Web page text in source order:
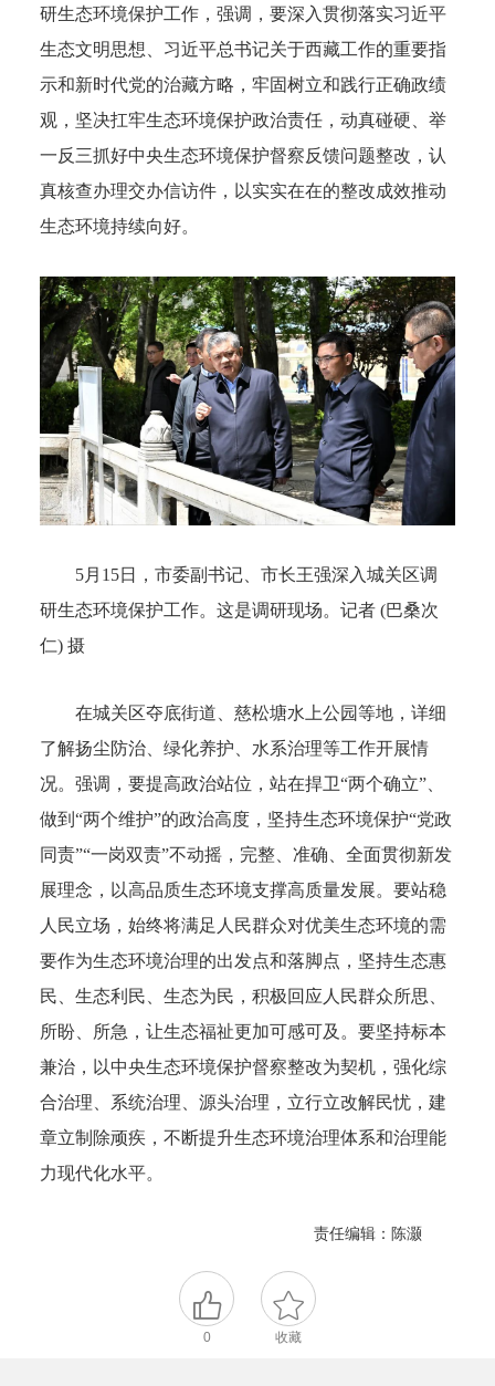
研生态环境保护工作，强调，要深入贯彻落实习近平
生态文明思想、习近平总书记关于西藏工作的重要指
示和新时代党的治藏方略，牢固树立和践行正确政绩
观，坚决扛牢生态环境保护政治责任，动真碰硬、举
一反三抓好中央生态环境保护督察反馈问题整改，认
真核查办理交办信访件，以实实在在的整改成效推动
生态环境持续向好。
5月15日，市委副书记、市长王强深入城关区调
研生态环境保护工作。这是调研现场。记者 (巴桑次
仁) 摄
在城关区夺底街道、慈松塘水上公园等地，详细
了解扬尘防治、绿化养护、水系治理等工作开展情
况。强调，要提高政治站位，站在捍卫“两个确立”、
做到“两个维护”的政治高度，坚持生态环境保护“党政
同责”“一岗双责”不动摇，完整、准确、全面贯彻新发
展理念，以高品质生态环境支撑高质量发展。要站稳
人民立场，始终将满足人民群众对优美生态环境的需
要作为生态环境治理的出发点和落脚点，坚持生态惠
民、生态利民、生态为民，积极回应人民群众所思、
所盼、所急，让生态福祉更加可感可及。要坚持标本
兼治，以中央生态环境保护督察整改为契机，强化综
合治理、系统治理、源头治理，立行立改解民忧，建
章立制除顽疾，不断提升生态环境治理体系和治理能
力现代化水平。
责任编辑：陈灏
0 收藏